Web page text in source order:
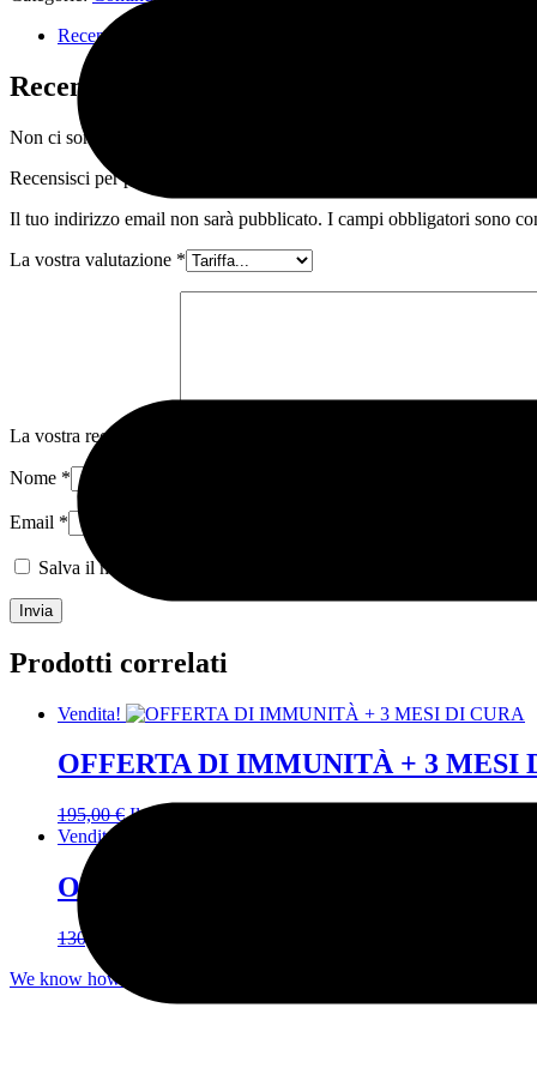
Recensioni (0)
Recensioni
Non ci sono ancora recensioni.
Recensisci per primo "IMMUNITY + VITAMINE C – Immunité".
Il tuo indirizzo email non sarà pubblicato. I campi obbligatori sono
La vostra valutazione *
La vostra recensione
Nome *
Email *
Salva il mio nome, email e sito web in questo browser per la
Prodotti correlati
Vendita!
OFFERTA DI IMMUNITÀ + 3 MESI
195,00€ Il prezzo originale era: 195,00 €.
Vendita!
OFFERTA DI IMMUNITÀ + 2 MESI
130,00
We know how to get you back in form #immunityplus